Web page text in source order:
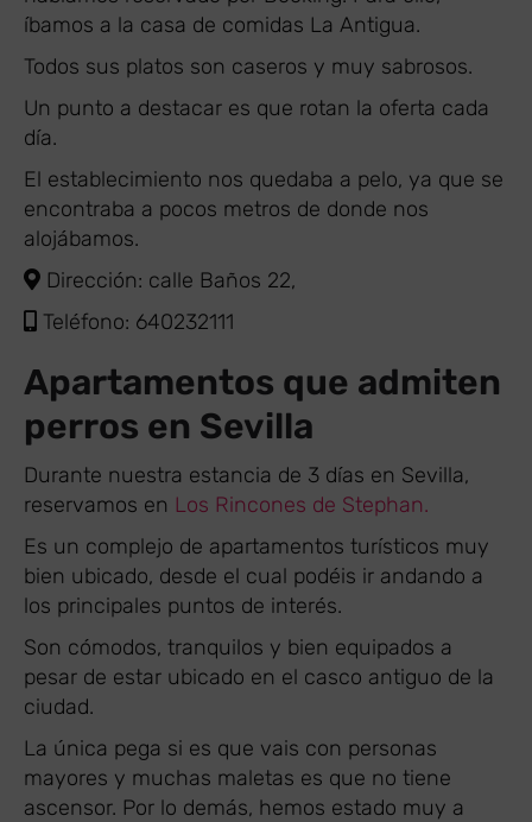
íbamos a la casa de comidas La Antigua.
Todos sus platos son caseros y muy sabrosos.
Un punto a destacar es que rotan la oferta cada
día.
El establecimiento nos quedaba a pelo, ya que se
encontraba a pocos metros de donde nos
alojábamos.
Dirección: calle Baños 22,
Teléfono: 640232111
Apartamentos que admiten
perros en Sevilla
Durante nuestra estancia de 3 días en Sevilla,
reservamos en Los Rincones de Stephan.
Es un complejo de apartamentos turísticos muy
bien ubicado, desde el cual podéis ir andando a
los principales puntos de interés.
Son cómodos, tranquilos y bien equipados a
pesar de estar ubicado en el casco antiguo de la
ciudad.
La única pega si es que vais con personas
mayores y muchas maletas es que no tiene
ascensor. Por lo demás, hemos estado muy a